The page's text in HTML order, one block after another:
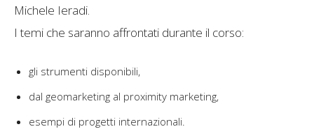
Michele Ieradi.
I temi che saranno affrontati durante il corso:
gli strumenti disponibili,
dal geomarketing al proximity marketing,
esempi di progetti internazionali.